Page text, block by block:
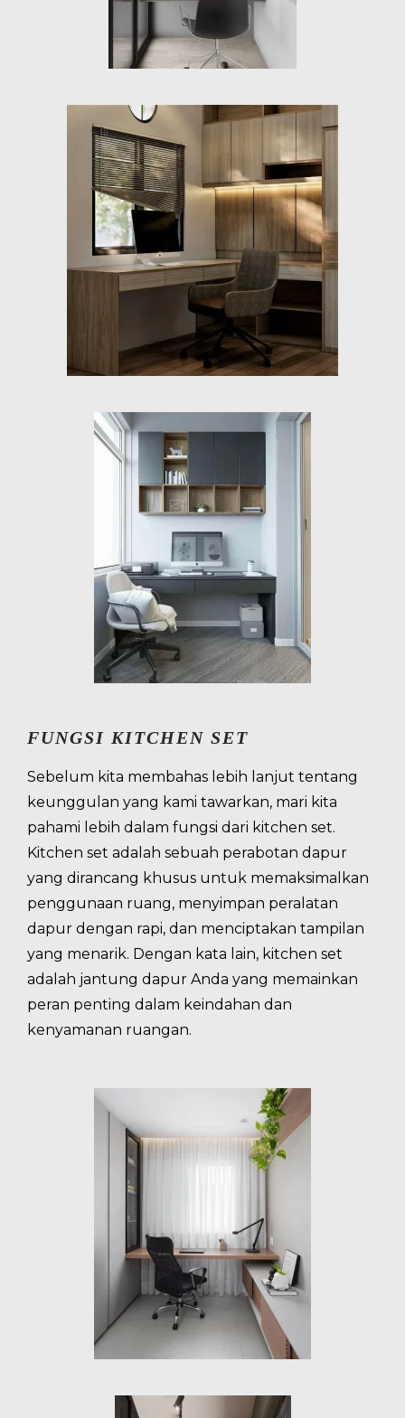
FUNGSI KITCHEN SET
Sebelum kita membahas lebih lanjut tentang
keunggulan yang kami tawarkan, mari kita
pahami lebih dalam fungsi dari kitchen set.
Kitchen set adalah sebuah perabotan dapur
yang dirancang khusus untuk memaksimalkan
penggunaan ruang, menyimpan peralatan
dapur dengan rapi, dan menciptakan tampilan
yang menarik. Dengan kata lain, kitchen set
adalah jantung dapur Anda yang memainkan
peran penting dalam keindahan dan
kenyamanan ruangan.